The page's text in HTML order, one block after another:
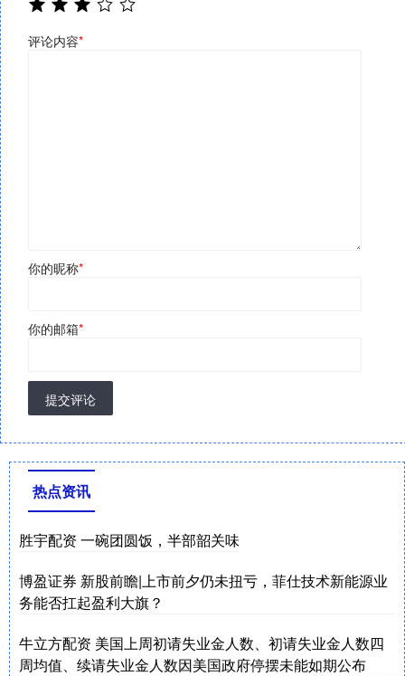
评论内容*
你的昵称*
你的邮箱*
提交评论
热点资讯
胜宇配资 一碗团圆饭，半部韶关味
博盈证券 新股前瞻|上市前夕仍未扭亏，菲仕技术新能源业
务能否扛起盈利大旗？
牛立方配资 美国上周初请失业金人数、初请失业金人数四
周均值、续请失业金人数因美国政府停摆未能如期公布